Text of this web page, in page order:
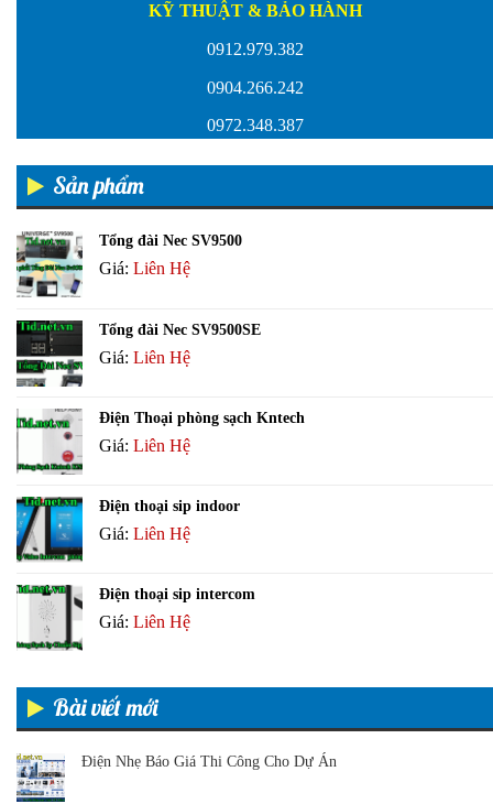
KỸ THUẬT & BẢO HÀNH
0912.979.382
0904.266.242
0972.348.387
Sản phẩm
Tổng đài Nec SV9500
Giá: Liên Hệ
Tổng đài Nec SV9500SE
Giá: Liên Hệ
Điện Thoại phòng sạch Kntech
Giá: Liên Hệ
Điện thoại sip indoor
Giá: Liên Hệ
Điện thoại sip intercom
Giá: Liên Hệ
Bài viết mới
Điện Nhẹ Báo Giá Thi Công Cho Dự Án